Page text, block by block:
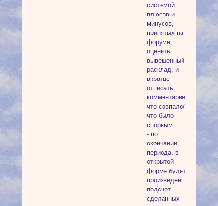
системой
плюсов и
минусов,
принятых на
форуме,
оценить
вывешенный
расклад, и
вкратце
отписать
комментарии:
что совпало/
что было
спорным.
- по
окончании
периода, в
открытой
форме будет
произведен
подсчет
сделанных